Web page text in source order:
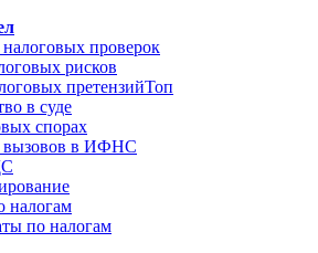
проверок
рисков
претензийТоп
в суде
спорах
вызовов в ИФНС
налогам
по налогам